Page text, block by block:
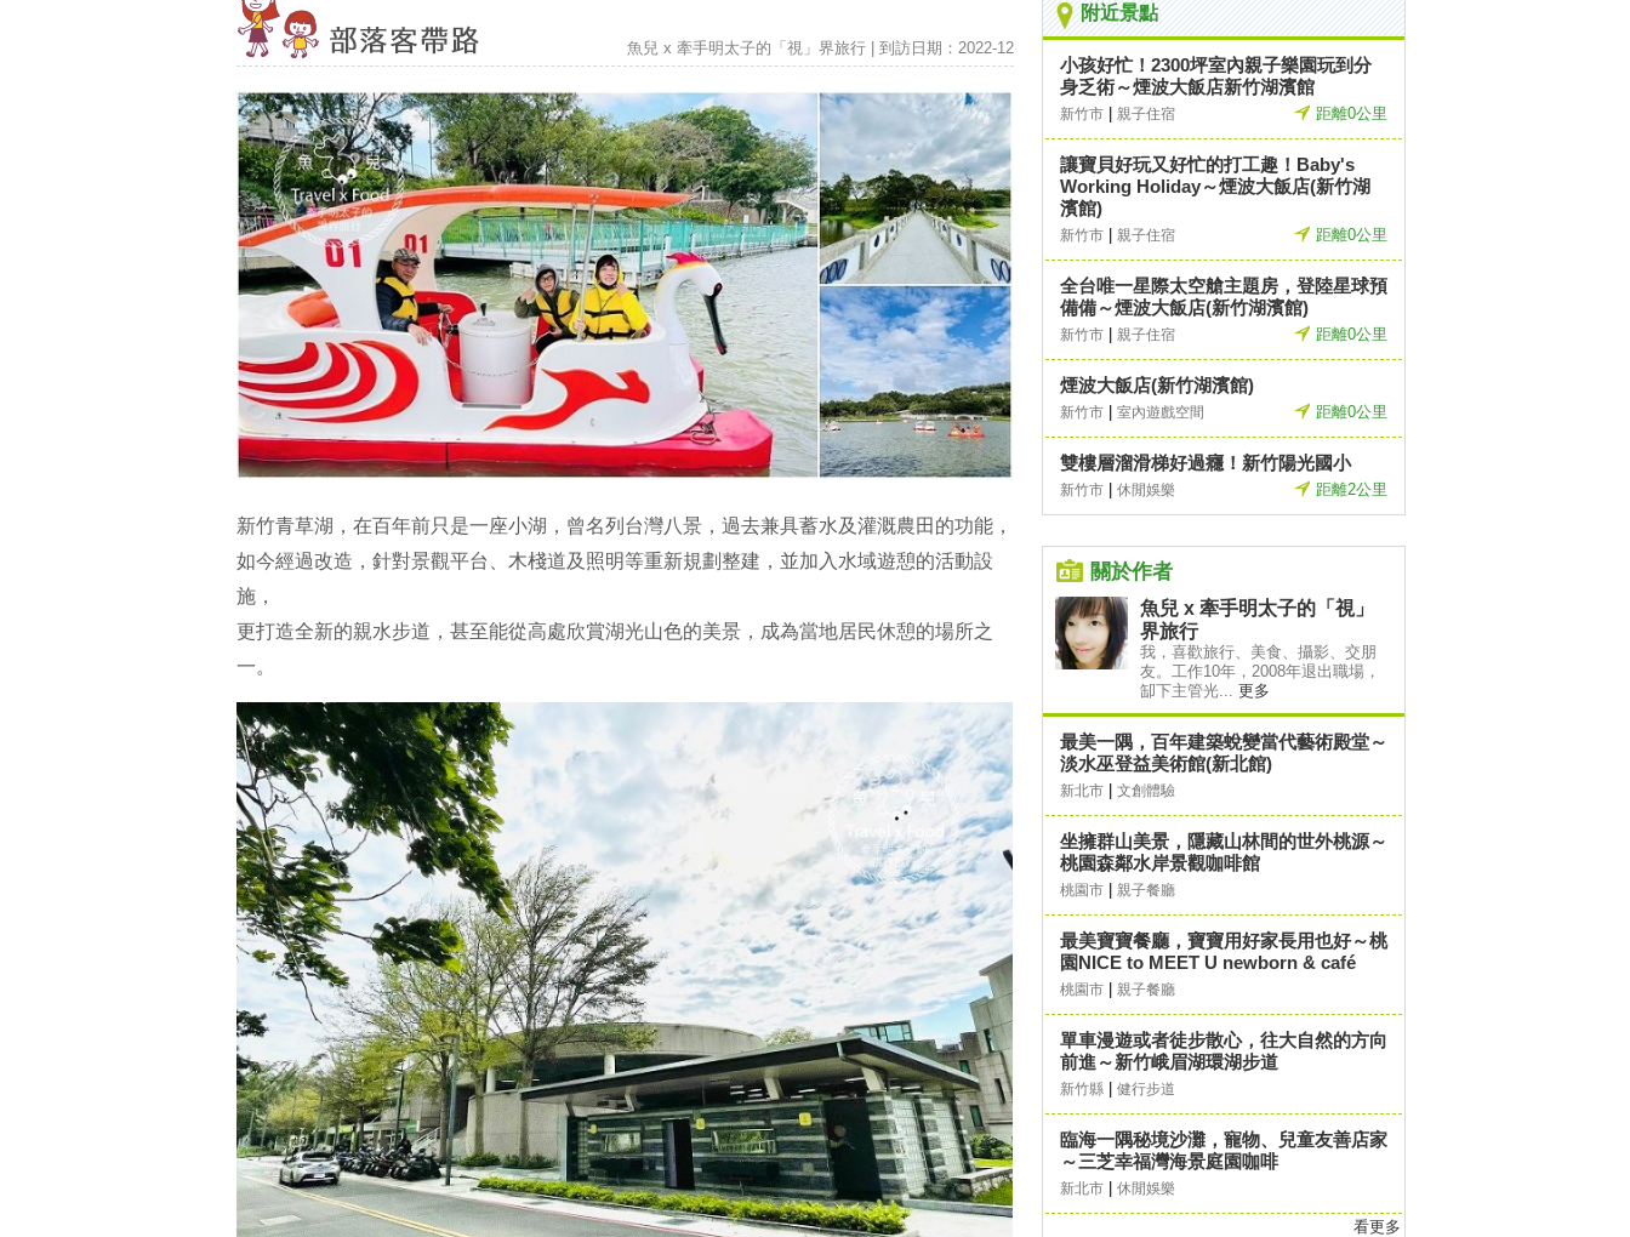
魚兒 x 牽手明太子的「視」界旅行 | 到訪日期：2022-12
新竹青草湖，在百年前只是一座小湖，曾名列台灣八景，過去兼具蓄水及灌溉農田的功能，
如今經過改造，針對景觀平台、木棧道及照明等重新規劃整建，並加入水域遊憩的活動設
施，
更打造全新的親水步道，甚至能從高處欣賞湖光山色的美景，成為當地居民休憩的場所之
一。
附近景點
小孩好忙！2300坪室內親子樂園玩到分
身乏術～煙波大飯店新竹湖濱館
新竹市 親子住宿 距離0公里
讓寶貝好玩又好忙的打工趣！Baby's
Working Holiday～煙波大飯店(新竹湖
濱館)
新竹市 親子住宿 距離0公里
全台唯一星際太空艙主題房，登陸星球預
備備～煙波大飯店(新竹湖濱館)
新竹市 親子住宿 距離0公里
煙波大飯店(新竹湖濱館)
新竹市 室內遊戲空間 距離0公里
雙樓層溜滑梯好過癮！新竹陽光國小
新竹市 休閒娛樂 距離2公里
關於作者
魚兒 x 牽手明太子的「視」
界旅行
我，喜歡旅行、美食、攝影、交朋
友。工作10年，2008年退出職場，
缷下主管光... 更多
最美一隅，百年建築蛻變當代藝術殿堂～
淡水巫登益美術館(新北館)
新北市 文創體驗
坐擁群山美景，隱藏山林間的世外桃源～
桃園森鄰水岸景觀咖啡館
桃園市 親子餐廳
最美寶寶餐廳，寶寶用好家長用也好～桃
園NICE to MEET U newborn & café
桃園市 親子餐廳
單車漫遊或者徒步散心，往大自然的方向
前進～新竹峨眉湖環湖步道
新竹縣 健行步道
臨海一隅秘境沙灘，寵物、兒童友善店家
～三芝幸福灣海景庭園咖啡
新北市 休閒娛樂
看更多